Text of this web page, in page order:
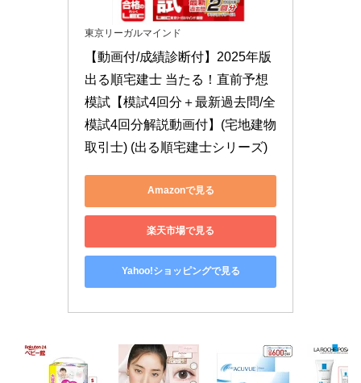
東京リーガルマインド
【動画付/成績診断付】2025年版
出る順宅建士 当たる！直前予想
模試【模試4回分＋最新過去問/全
模試4回分解説動画付】(宅地建物
取引士) (出る順宅建士シリーズ)
Amazonで見る
楽天市場で見る
Yahoo!ショッピングで見る